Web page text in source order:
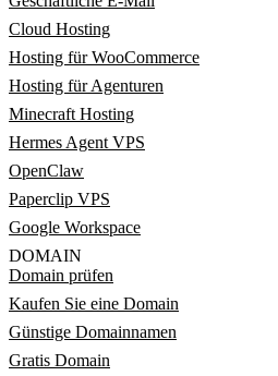
Cloud Hosting
Hosting für WooCommerce
Hosting für Agenturen
Minecraft Hosting
Hermes Agent VPS
OpenClaw
Paperclip VPS
Google Workspace
DOMAIN
Domain prüfen
Kaufen Sie eine Domain
Günstige Domainnamen
Gratis Domain